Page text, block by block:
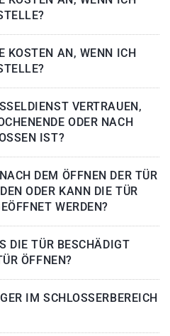
KOSTEN AN, WENN ICH
VERTRAUEN,
ODER NACH
IST?
DEM ÖFFNEN DER TÜR
ODER KANN DIE TÜR
WERDEN?
DIE TÜR BESCHÄDIGT
ÖFFNEN?
IM SCHLOSSERBEREICH